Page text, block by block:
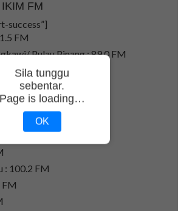
FM
success”]
FM
Pulau Pinang : 89.0 FM
Pinang : 102.7 FM
102.7 FM
FM
: 100.2 FM
FM
Sila tunggu
sebentar.
Page is loading…
OK